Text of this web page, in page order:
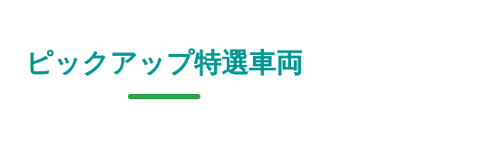
ピックアップ特選車両